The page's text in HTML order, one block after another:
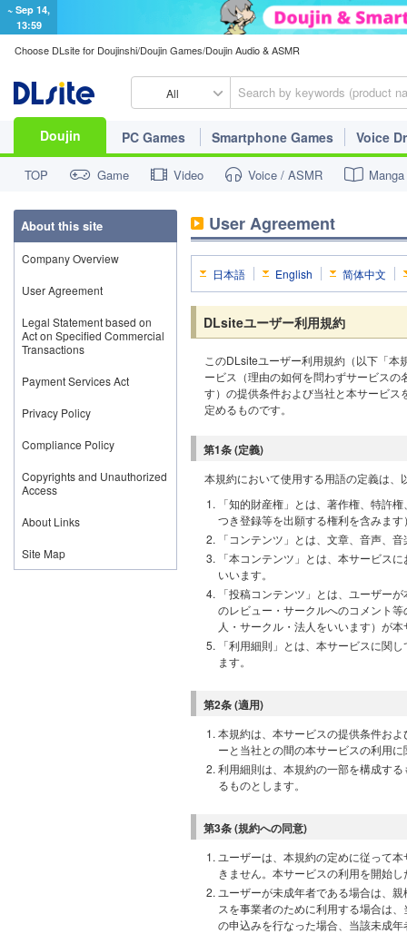
~ Sep 14,
13:59
Choose DLsite for Doujinshi/Doujin Games/Doujin Audio & ASMR
All
Doujin PC Games Smartphone Games Voice
TOP Game Video Voice / ASMR Manga
User Agreement
日本語 English 简体中文
DLsiteユーザー利用規約
このDLsiteユーザー利用規約（以下「
ービス（理由の如何を問わずサービス
す）の提供条件および当社と本サービ
定めるものです。
第1条 (定義)
本規約において使用する用語の定義は
「知的財産権」とは、著作権、特許
つき登録等を出願する権利を含みま
「コンテンツ」とは、文章、音声、
「本コンテンツ」とは、本サービス
いいます。
「投稿コンテンツ」とは、ユーザー
のレビュー・サークルへのコメント
人・サークル・法人をいいます）が
「利用細則」とは、本サービスに関
ます。
第2条 (適用)
本規約は、本サービスの提供条件お
ーと当社との間の本サービスの利用
利用細則は、本規約の一部を構成す
るものとします。
第3条 (規約への同意)
ユーザーは、本規約の定めに従って
きません。本サービスの利用を開始
ユーザーが未成年者である場合は、
スを事業者のために利用する場合は
の申込みを行なった場合、当該未成
About this site
Company Overview
User Agreement
Legal Statement based on
Act on Specified Commercial
Transactions
Payment Services Act
Privacy Policy
Compliance Policy
Copyrights and Unauthorized
Access
About Links
Site Map